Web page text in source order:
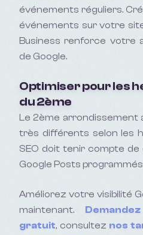
événements réguliers.
événements sur votre
Business renforce votre
de Google.
Optimiser pour les
du 2ème
Le 2ème arrondissement
très différents selon les
SEO doit tenir compte
Google Posts
Améliorez votre visibilité
maintenant.
gratuit, consultez nos